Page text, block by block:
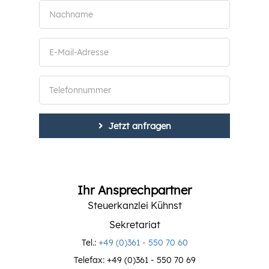
Jetzt anfragen
Ihr Ansprechpartner
Steuerkanzlei Kühnst
Sekretariat
Tel.: +49 (0)361 - 550 70 60
Telefax: +49 (0)361 - 550 70 69